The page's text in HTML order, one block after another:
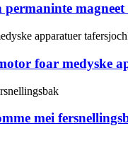
foar medyske
mei